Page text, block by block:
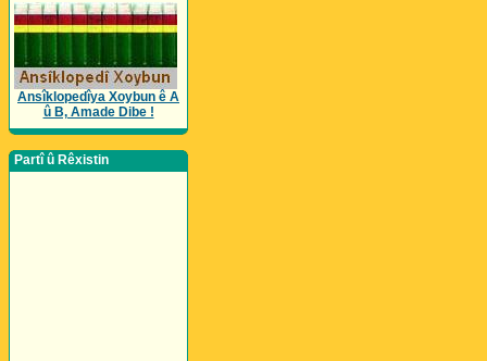
Ansîklopedîya Xoybun ê A
û B, Amade Dibe !
Partî û Rêxistin